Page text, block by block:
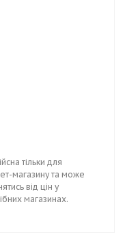
тільки для
магазину та може
від цін у
магазинах.